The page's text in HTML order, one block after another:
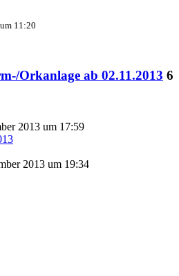
11:20
Orkanlage ab 02.11.2013 6
2013 um 17:59
2013 um 19:34